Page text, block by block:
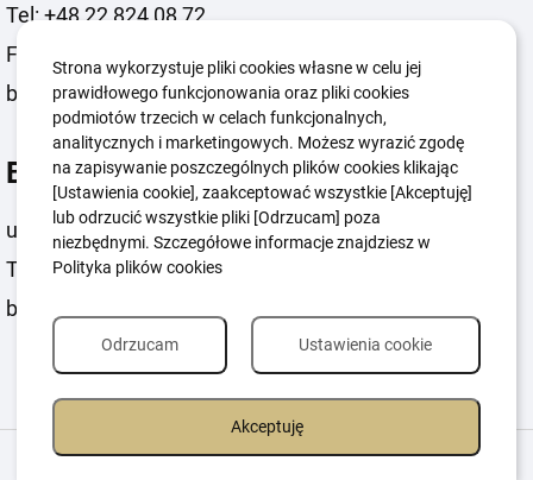
Tel: +48 22 824 08 72
Fax: +48 22 824 08 71
biuro@paralympic.org.pl
Biuro Prasowe
ul. Konwiktorska 9 lok. 2, Warszawa
Tel: +48 22 824 08 72
biuroprasowe@paralympic.org.pl
Strona wykorzystuje pliki cookies własne w celu jej
prawidłowego funkcjonowania oraz pliki cookies
podmiotów trzecich w celach funkcjonalnych,
analitycznych i marketingowych. Możesz wyrazić zgodę
na zapisywanie poszczególnych plików cookies klikając
[Ustawienia cookie], zaakceptować wszystkie [Akceptuję]
lub odrzucić wszystkie pliki [Odrzucam] poza
niezbędnymi. Szczegółowe informacje znajdziesz w
Polityka plików cookies
Akceptuję
Ustawienia cookie
Odrzucam